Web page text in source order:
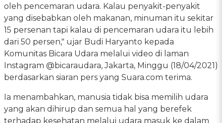
oleh pencemaran udara. Kalau penyakit-penyakit
yang disebabkan oleh makanan, minuman itu sekitar
15 persenan tapi kalau di pencemaran udara itu lebih
dari 50 persen," ujar Budi Haryanto kepada
Komunitas Bicara Udara melalui video di laman
Instagram @bicaraudara, Jakarta, Minggu (18/04/2021)
berdasarkan siaran pers yang Suara.com terima.
Ia menambahkan, manusia tidak bisa memilih udara
yang akan dihirup dan semua hal yang berefek
terhadap kesehatan melalui udara masuk ke dalam